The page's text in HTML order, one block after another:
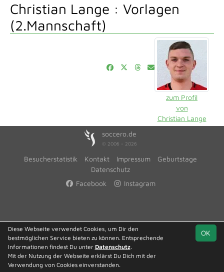
Christian Lange : Vorlagen
(2.Mannschaft)
zum Profil
von
Christian Lange
soccero.de
© 2006 - 2026
Besucherstatistik Kontakt Impressum
Geburtstage
Datenschutz
Facebook
Instagram
OK
Diese Webseite verwendet Cookies, um Dir den
bestmöglichen Service bieten zu können. Entsprechende
Informationen findest Du unter Datenschutz.
Mit der Nutzung der Webseite erklärst Du Dich mit der
Verwendung von Cookies einverstanden.